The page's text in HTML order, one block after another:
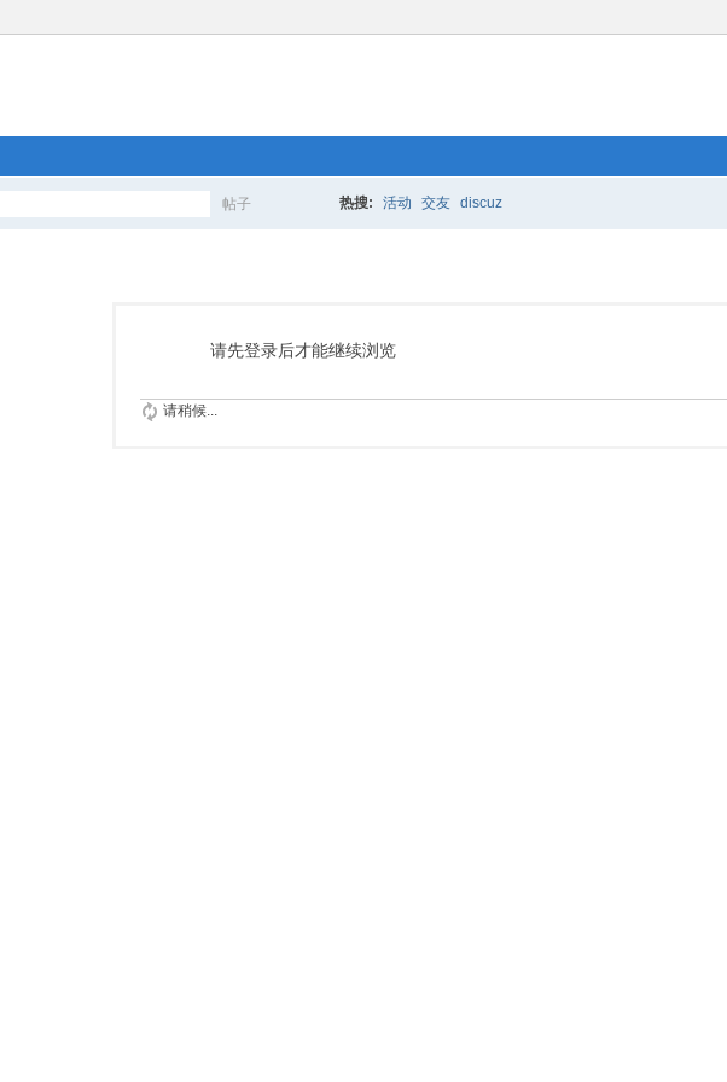
帖子
索
热搜: 活动 交友 discuz
请先登录后才能继续浏览
请稍候...